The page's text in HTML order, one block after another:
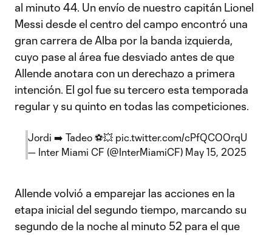
al minuto 44. Un envío de nuestro capitán Lionel
Messi desde el centro del campo encontró una
gran carrera de Alba por la banda izquierda,
cuyo pase al área fue desviado antes de que
Allende anotara con un derechazo a primera
intención. El gol fue su tercero esta temporada
regular y su quinto en todas las competiciones.
Jordi ➡️ Tadeo ⚽💥 pic.twitter.com/cPfQCOOrqU
— Inter Miami CF (@InterMiamiCF) May 15, 2025
Allende volvió a emparejar las acciones en la
etapa inicial del segundo tiempo, marcando su
segundo de la noche al minuto 52 para el que